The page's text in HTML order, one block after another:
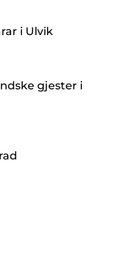
i Ulvik
gjester i